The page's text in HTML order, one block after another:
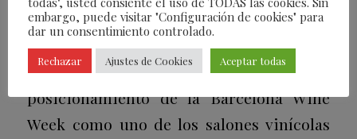
ICEX
Gracias a la colaboración con el ICEX
España Exportación e Inversiones y al
posicionamiento de la Barcelona Wine
Week como uno de los salones vinícolas
embargo, puede visitar "Configuración de cookies" para
dar un consentimiento controlado.
Rechazar Ajustes de Cookies Aceptar todas